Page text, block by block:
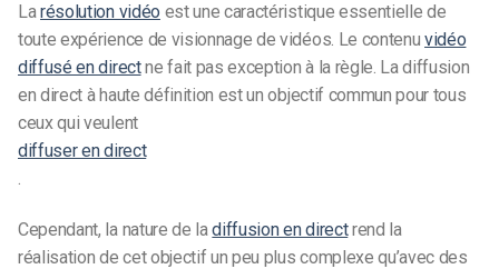
Larésolution vidéo est une caractéristique essentielle de
toute expérience de visionnage de vidéos. Le contenuvidéo
diffusé en directne fait pas exception à la règle. La diffusion
en direct à haute définition est un objectif commun pour tous
ceux qui veulent
diffuser en direct
Cependant, la nature de ladiffusion en directrend la
réalisation de cet objectif un peu plus complexe qu’avec des